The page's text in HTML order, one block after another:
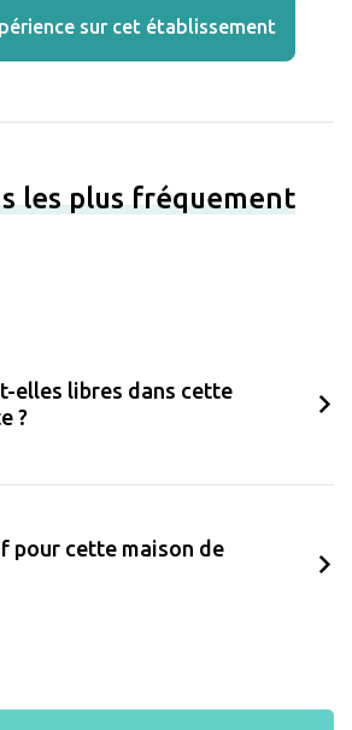
sur cet établissement
les plus fréquement
elles libres dans cette
?
pour cette maison de